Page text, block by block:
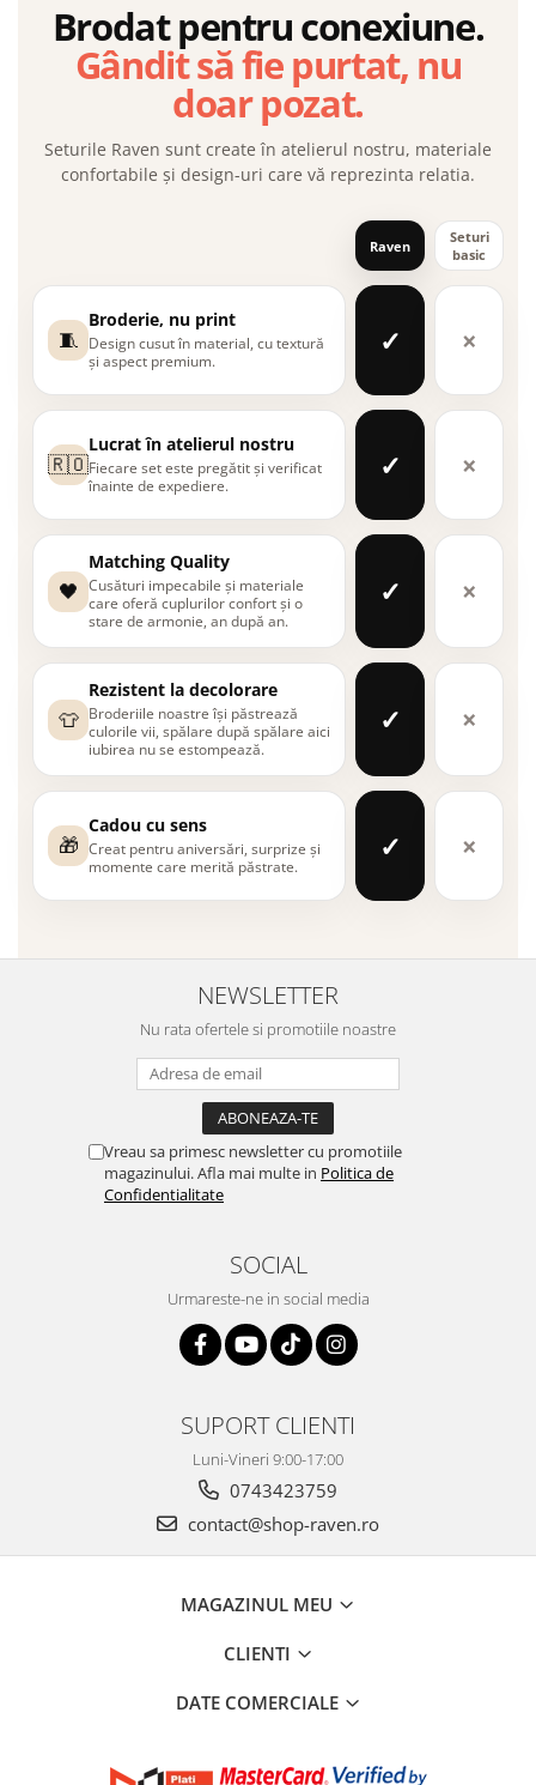
Brodat pentru conexiune.
Gândit să fie purtat, nu
doar pozat.
Seturile Raven sunt create în atelierul nostru, materiale
confortabile și design-uri care vă reprezinta relatia.
Raven
Seturi
basic
🧵
Broderie, nu print
Design cusut în material, cu textură
și aspect premium.
✓ ×
🇷🇴
Lucrat în atelierul nostru
Fiecare set este pregătit și verificat
înainte de expediere.
✓ ×
🖤
Matching Quality
Cusături impecabile și materiale
care oferă cuplurilor confort și o
stare de armonie, an după an.
✓ ×
👕
Rezistent la decolorare
Broderiile noastre își păstrează
culorile vii, spălare după spălare aici
iubirea nu se estompează.
✓ ×
🎁
Cadou cu sens
Creat pentru aniversări, surprize și
momente care merită păstrate.
✓ ×
NEWSLETTER
Nu rata ofertele si promotiile noastre
Vreau sa primesc newsletter cu promotiile
magazinului. Afla mai multe in Politica de
Confidentialitate
SOCIAL
Urmareste-ne in social media
SUPORT CLIENTI
Luni-Vineri 9:00-17:00
0743423759
contact@shop-raven.ro
MAGAZINUL MEU
CLIENTI
DATE COMERCIALE